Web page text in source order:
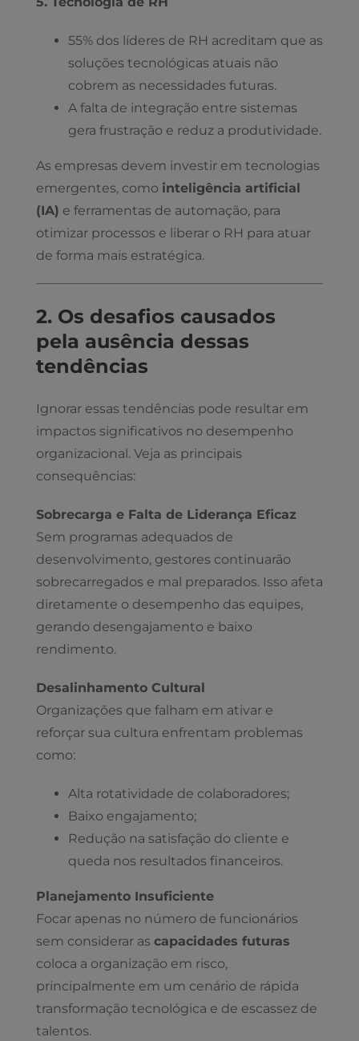
55% dos líderes de RH acreditam que as
soluções tecnológicas atuais não
cobrem as necessidades futuras.
A falta de integração entre sistemas
gera frustração e reduz a produtividade.
As empresas devem investir em tecnologias
emergentes, como inteligência artificial
(IA) e ferramentas de automação, para
otimizar processos e liberar o RH para atuar
de forma mais estratégica.
2. Os desafios causados
pela ausência dessas
tendências
Ignorar essas tendências pode resultar em
impactos significativos no desempenho
organizacional. Veja as principais
consequências:
Sobrecarga e Falta de Liderança Eficaz
Sem programas adequados de
desenvolvimento, gestores continuarão
sobrecarregados e mal preparados. Isso afeta
diretamente o desempenho das equipes,
gerando desengajamento e baixo
rendimento.
Desalinhamento Cultural
Organizações que falham em ativar e
reforçar sua cultura enfrentam problemas
como:
Alta rotatividade de colaboradores;
Baixo engajamento;
Redução na satisfação do cliente e
queda nos resultados financeiros.
Planejamento Insuficiente
Focar apenas no número de funcionários
sem considerar as capacidades futuras
coloca a organização em risco,
principalmente em um cenário de rápida
transformação tecnológica e de escassez de
talentos.